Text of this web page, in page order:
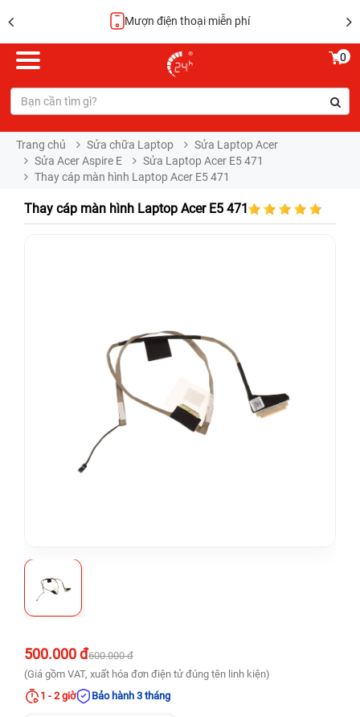
Mượn điện thoại miễn phí
0
Trang chủ Sửa chữa Laptop
Sửa Laptop Acer
Sửa Acer Aspire E
Sửa Laptop Acer E5 471
Thay cáp màn hình Laptop Acer E5 471
Thay cáp màn hình Laptop Acer E5 471
500.000 đ600.000 đ
(Giá gồm VAT, xuất hóa đơn điện tử đúng tên linh kiện)
1 - 2 giờ
Bảo hành 3 tháng